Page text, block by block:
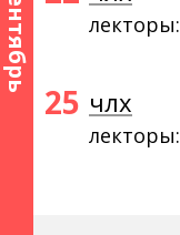
Сентябрь лекторы:
25 члх
лекторы: